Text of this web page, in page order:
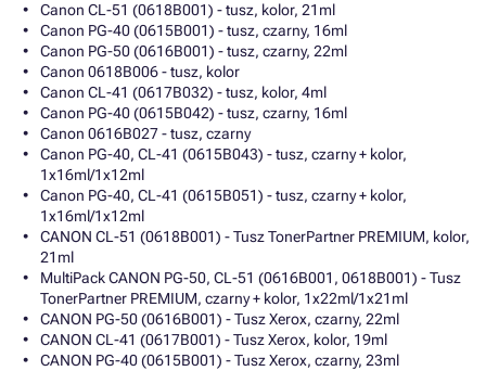
Canon CL-51 (0618B001) - tusz, kolor, 21ml
Canon PG-40 (0615B001) - tusz, czarny, 16ml
Canon PG-50 (0616B001) - tusz, czarny, 22ml
Canon 0618B006 - tusz, kolor
Canon CL-41 (0617B032) - tusz, kolor, 4ml
Canon PG-40 (0615B042) - tusz, czarny, 16ml
Canon 0616B027 - tusz, czarny
Canon PG-40, CL-41 (0615B043) - tusz, czarny + kolor,
1x16ml/1x12ml
Canon PG-40, CL-41 (0615B051) - tusz, czarny + kolor,
1x16ml/1x12ml
CANON CL-51 (0618B001) - Tusz TonerPartner PREMIUM, kolor,
21ml
MultiPack CANON PG-50, CL-51 (0616B001, 0618B001) - Tusz
TonerPartner PREMIUM, czarny + kolor, 1x22ml/1x21ml
CANON PG-50 (0616B001) - Tusz Xerox, czarny, 22ml
CANON CL-41 (0617B001) - Tusz Xerox, kolor, 19ml
CANON PG-40 (0615B001) - Tusz Xerox, czarny, 23ml